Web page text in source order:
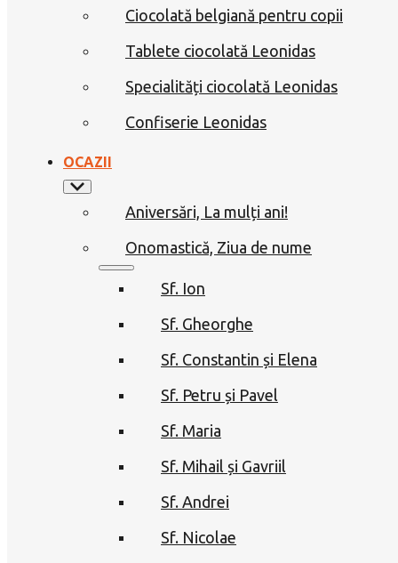
Ciocolată belgiană pentru copii
Tablete ciocolată Leonidas
Specialități ciocolată Leonidas
Confiserie Leonidas
OCAZII
Aniversări, La mulți ani!
Onomastică, Ziua de nume
Sf. Ion
Sf. Gheorghe
Sf. Constantin și Elena
Sf. Petru și Pavel
Sf. Maria
Sf. Mihail și Gavriil
Sf. Andrei
Sf. Nicolae